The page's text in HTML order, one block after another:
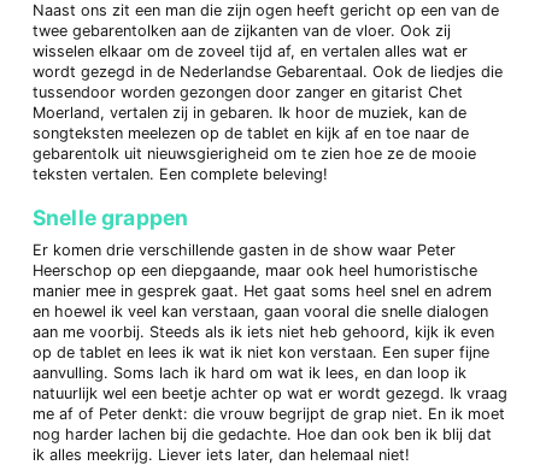
Naast ons zit een man die zijn ogen heeft gericht op een van de
twee gebarentolken aan de zijkanten van de vloer. Ook zij
wisselen elkaar om de zoveel tijd af, en vertalen alles wat er
wordt gezegd in de Nederlandse Gebarentaal. Ook de liedjes die
tussendoor worden gezongen door zanger en gitarist Chet
Moerland, vertalen zij in gebaren. Ik hoor de muziek, kan de
songteksten meelezen op de tablet en kijk af en toe naar de
gebarentolk uit nieuwsgierigheid om te zien hoe ze de mooie
teksten vertalen. Een complete beleving!
Snelle grappen
Er komen drie verschillende gasten in de show waar Peter
Heerschop op een diepgaande, maar ook heel humoristische
manier mee in gesprek gaat. Het gaat soms heel snel en adrem
en hoewel ik veel kan verstaan, gaan vooral die snelle dialogen
aan me voorbij. Steeds als ik iets niet heb gehoord, kijk ik even
op de tablet en lees ik wat ik niet kon verstaan. Een super fijne
aanvulling. Soms lach ik hard om wat ik lees, en dan loop ik
natuurlijk wel een beetje achter op wat er wordt gezegd. Ik vraag
me af of Peter denkt: die vrouw begrijpt de grap niet. En ik moet
nog harder lachen bij die gedachte. Hoe dan ook ben ik blij dat
ik alles meekrijg. Liever iets later, dan helemaal niet!